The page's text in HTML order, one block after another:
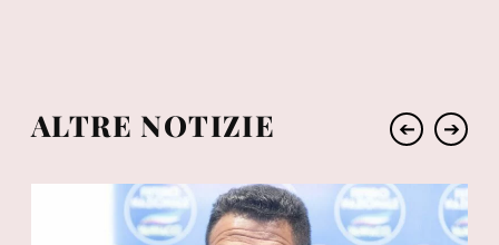
ALTRE NOTIZIE ➔ ➔